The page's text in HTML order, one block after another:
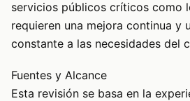
servicios públicos críticos como
requieren una mejora continua y
constante a las necesidades del
Fuentes y Alcance
Esta revisión se basa en la